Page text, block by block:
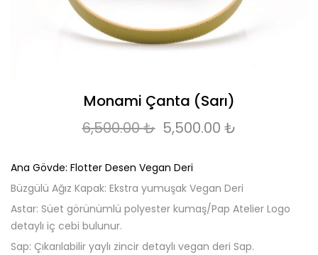
Monami Çanta (Sarı)
6,500.00₺ Orijinal fiyat: 6,500.00
5,500.00 ₺
Ana Gövde: Flotter Desen Vegan Deri
Büzgülü Ağız Kapak: Ekstra yumuşak Vegan Deri
Astar: Süet görünümlü polyester kumaş/Pap Atelier Logo
detaylı iç cebi bulunur.
Sap: Çıkarılabilir yaylı zincir detaylı vegan deri Sap.